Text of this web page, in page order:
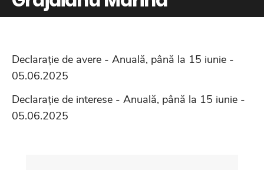
Declarație de avere - Anuală, până la 15 iunie -
05.06.2025
Declarație de interese - Anuală, până la 15 iunie -
05.06.2025